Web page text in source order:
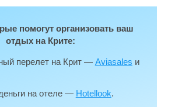
помогут организовать ваш
отдых на Крите:
перелет на Крит — Aviasales и
на отеле — Hotellook.